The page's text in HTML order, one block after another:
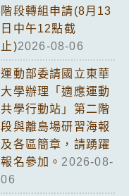
階段轉組申請(8月13
日中午12點截
止)2026-08-06
運動部委請國立東華
大學辦理「適應運動
共學行動站」第二階
段與離島場研習海報
及各區簡章，請踴躍
報名參加。 2026-08-
06